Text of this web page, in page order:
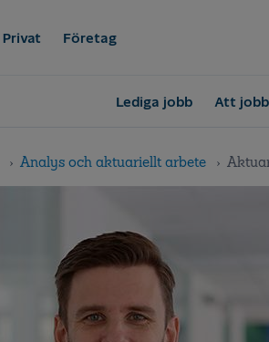
Privat Företag
Lediga jobb Att
Analys och aktuariellt arbete